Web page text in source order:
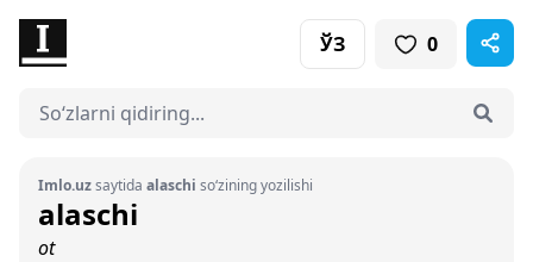
ЎЗ 0
Imlo.uzsaytida alaschi so‘zining yozilishi
alaschi
ot